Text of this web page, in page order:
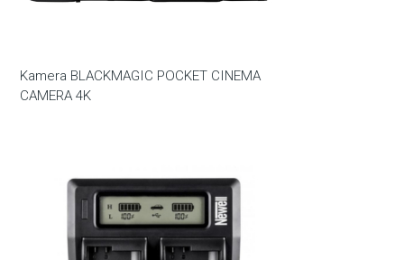
Kamera BLACKMAGIC POCKET CINEMA
CAMERA 4K